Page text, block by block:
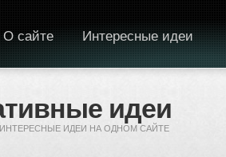
идеи
ИДЕИ НА ОДНОМ САЙТЕ
О сайте Интересные идеи